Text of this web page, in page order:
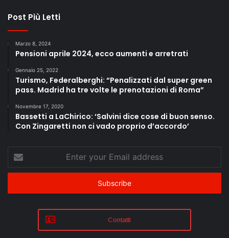
Post Più Letti
Marzo 8, 2024
Pensioni aprile 2024, ecco aumenti e arretrati
Gennaio 25, 2022
Turismo, Federalberghi: “Penalizzati dal super green
pass. Madrid ha tre volte le prenotazioni di Roma”
Novembre 17, 2020
Bassetti a LaChirico: ‘Salvini dice cose di buon senso.
Con Zingaretti non ci vado proprio d’accordo’
your
Email
Contatti